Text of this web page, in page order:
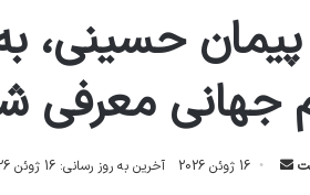
حسینی،
جهانی معرفی
ارسال 16 ژوئن 2026 آخرین به روز رسانی: 16 ژوئن 2026